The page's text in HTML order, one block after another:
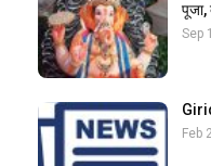
Sep
Feb